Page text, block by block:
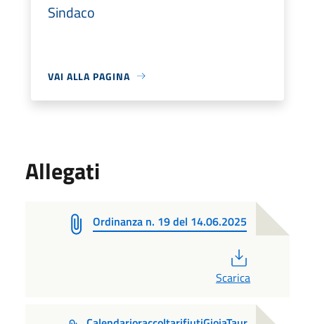
Sindaco
VAI ALLA PAGINA
Allegati
Ordinanza n. 19 del 14.06.2025
Scarica